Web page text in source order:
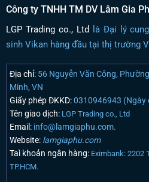
Công ty TNHH TM DV Lâm Gia
LGP Trading co., Ltd là Đại lý
sinh Vikan hàng đầu tại thị trường
Địa chỉ:56 Nguyễn Văn Công,
Minh, VN
Giấy phép ĐKKD:0310946943 (Ngày
Tên giao dịch: LGP Trading co., Ltd
Email:info@lamgiaphu.com.
Website:lamgiaphu.com
Taì khoản ngân hàng: Eximbank: 2202
TP.HCM.